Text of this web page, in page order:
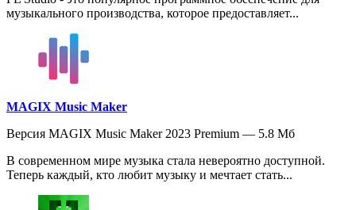
музыкального производства, которое предоставляет...
MAGIX Music Maker
Версия MAGIX Music Maker 2023 Premium — 5.8 Мб
В современном мире музыка стала невероятно доступной.
Теперь каждый, кто любит музыку и мечтает стать...